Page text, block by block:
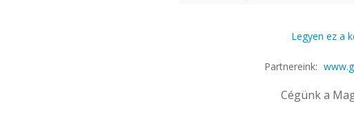
Legyen ez a
Partnereink:
Cégünk a